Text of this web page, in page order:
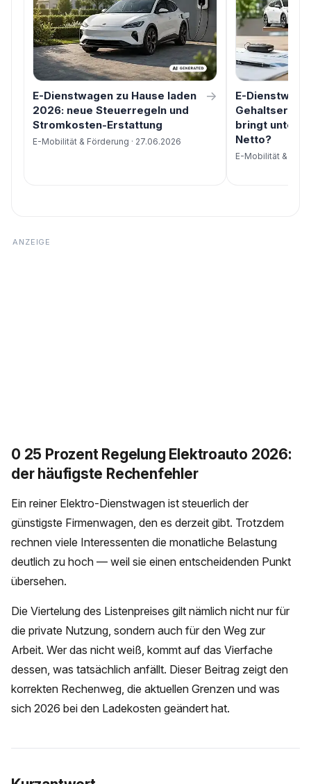
E-Dienstwagen zu Hause laden
2026: neue Steuerregeln und
Stromkosten-Erstattung
→
E-Mobilität & Förderung · 27.06.2026
E-
bringt unterm
Netto?
E-Mobilität &
0 25 Prozent Regelung Elektroauto 2026:
der häufigste Rechenfehler
Ein reiner Elektro-Dienstwagen ist steuerlich der
günstigste Firmenwagen, den es derzeit gibt. Trotzdem
rechnen viele Interessenten die monatliche Belastung
deutlich zu hoch — weil sie einen entscheidenden Punkt
übersehen.
Die Viertelung des Listenpreises gilt nämlich nicht nur für
die private Nutzung, sondern auch für den Weg zur
Arbeit. Wer das nicht weiß, kommt auf das Vierfache
dessen, was tatsächlich anfällt. Dieser Beitrag zeigt den
korrekten Rechenweg, die aktuellen Grenzen und was
sich 2026 bei den Ladekosten geändert hat.